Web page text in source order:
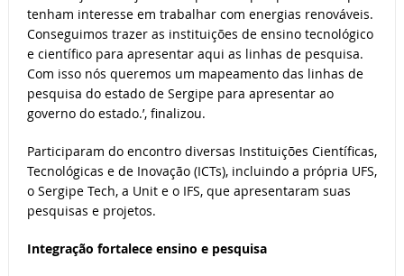
tenham interesse em trabalhar com energias renováveis.
Conseguimos trazer as instituições de ensino tecnológico
e científico para apresentar aqui as linhas de pesquisa.
Com isso nós queremos um mapeamento das linhas de
pesquisa do estado de Sergipe para apresentar ao
governo do estado.’, finalizou.
Participaram do encontro diversas Instituições Científicas,
Tecnológicas e de Inovação (ICTs), incluindo a própria UFS,
o Sergipe Tech, a Unit e o IFS, que apresentaram suas
pesquisas e projetos.
Integração fortalece ensino e pesquisa